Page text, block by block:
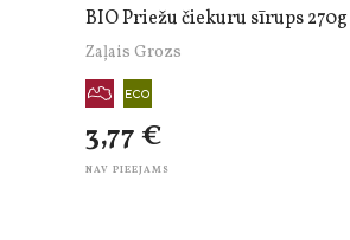
BIO Priežu čiekuru sīrups 270g
Zaļais Grozs
3,77 €
NAV PIEEJAMS